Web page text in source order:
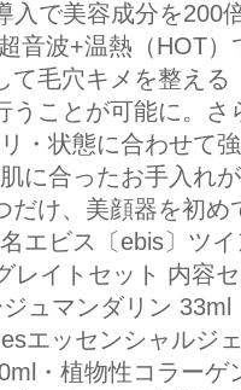
入で美容成分を200
音波+温熱（HOT
て毛穴キメを整え
うことが可能に。
・状態に合わせて
に合ったお手入れ
だけ、美顔器を初
エビス〔ebis〕ツ
レイトセット 内容
ュマンダリン
エッセンシャルジ
・植物性コラー